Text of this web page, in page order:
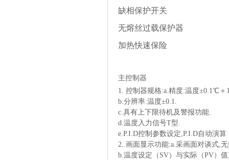
缺相保护开关
无熔丝过载保护器
加热快速保险
主控制器
1.控制器规格:a.精度:温度±0.1℃＋
b.分辨率:温度±0.1.
c.具有上下限待机及警报功能.
d.温度入力信号T型.
e.P.I.D控制 参数设定,P.I.D自动演算
2..画面显示功能:a.采画面对谈式,无
b.温度设定（SV）与实际（PV）